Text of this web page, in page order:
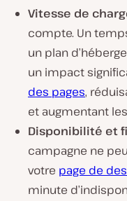
Vitesse de
compte. Un
un plan
un impact
des pages,
et augmentant les
Disponibilité et
campagne ne
votre page de
minute